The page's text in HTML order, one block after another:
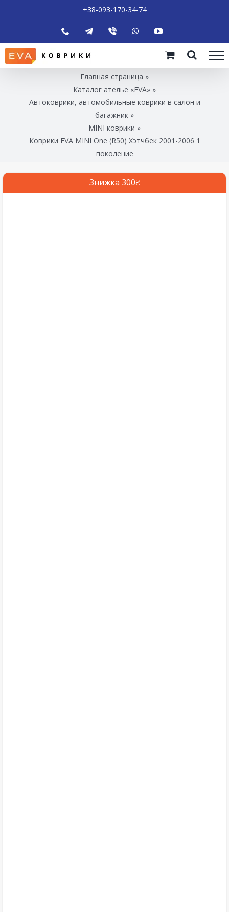
+38-093-170-34-74
Главная страница »
Каталог ателье «EVA» »
Автоковрики, автомобильные коврики в салон и
багажник »
MINI коврики »
Коврики EVA MINI One (R50) Хэтчбек 2001-2006 1
поколение
Знижка 300₴